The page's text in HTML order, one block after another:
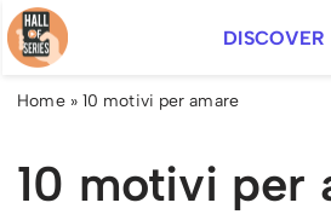
Vai
al
DISCOVER
Home» 10 motivi per amare
10 motivi per